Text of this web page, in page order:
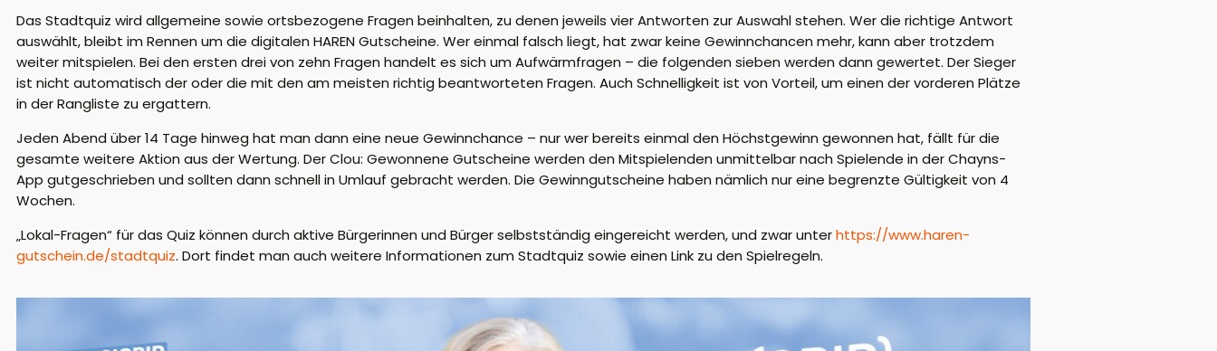
Das Stadtquiz wird allgemeine sowie ortsbezogene Fragen beinhalten, zu denen jeweils vier Antworten zur Auswahl stehen. Wer die richtige Antwort
auswählt, bleibt im Rennen um die digitalen HAREN Gutscheine. Wer einmal falsch liegt, hat zwar keine Gewinnchancen mehr, kann aber trotzdem
weiter mitspielen. Bei den ersten drei von zehn Fragen handelt es sich um Aufwärmfragen – die folgenden sieben werden dann gewertet. Der Sieger
ist nicht automatisch der oder die mit den am meisten richtig beantworteten Fragen. Auch Schnelligkeit ist von Vorteil, um einen der vorderen Plätze
in der Rangliste zu ergattern.
Jeden Abend über 14 Tage hinweg hat man dann eine neue Gewinnchance – nur wer bereits einmal den Höchstgewinn gewonnen hat, fällt für die
gesamte weitere Aktion aus der Wertung. Der Clou: Gewonnene Gutscheine werden den Mitspielenden unmittelbar nach Spielende in der Chayns-
App gutgeschrieben und sollten dann schnell in Umlauf gebracht werden. Die Gewinngutscheine haben nämlich nur eine begrenzte Gültigkeit von 4
Wochen.
„Lokal-Fragen“ für das Quiz können durch aktive Bürgerinnen und Bürger selbstständig eingereicht werden, und zwar unterhttps://www.haren-
gutschein.de/stadtquiz. Dort findet man auch weitere Informationen zum Stadtquiz sowie einen Link zu den Spielregeln.